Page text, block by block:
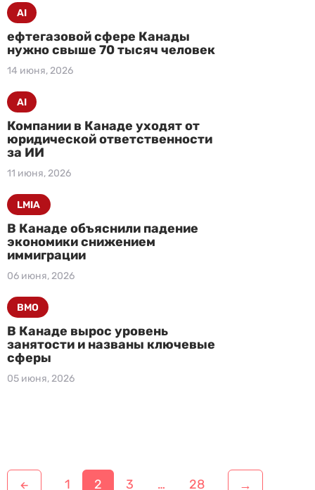
ефтегазовой сфере Канады
нужно свыше 70 тысяч человек
14 июня, 2026
AI
Компании в Канаде уходят от
юридической ответственности
за ИИ
11 июня, 2026
AI
В Канаде объяснили падение
экономики снижением
иммиграции
06 июня, 2026
LMIA
В Канаде вырос уровень
занятости и названы ключевые
сферы
05 июня, 2026
BMO
← 1 2 3 … 28 →